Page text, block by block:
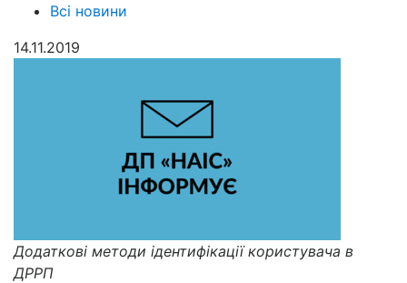
Всі новини
14.11.2019
Додаткові методи ідентифікації користувача в
ДРРП